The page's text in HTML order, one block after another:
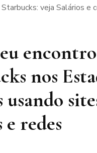
veja Salários e
encontro
nos
redes